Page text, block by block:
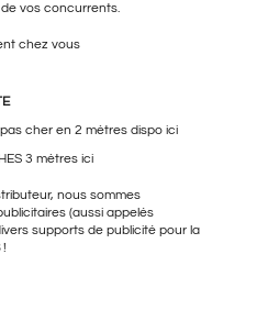
:
ACTUEL
99,00€.
vos concurrents.
chez vous
cheren 2 mètres dispo ici
3 mètres ici
nous sommes
(aussi appelés
supports de publicité pour la
!